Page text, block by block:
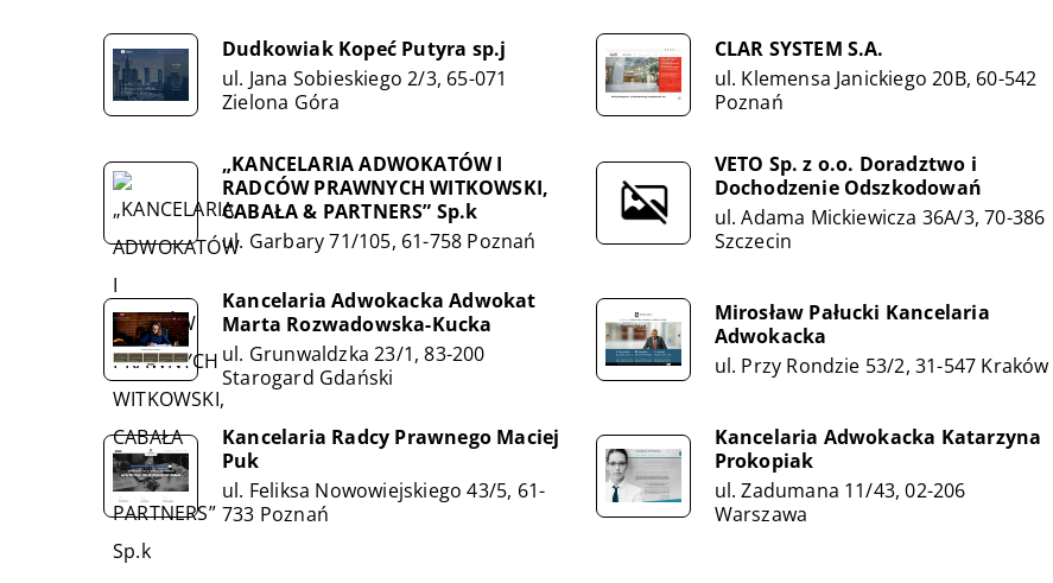
Dudkowiak Kopeć Putyra sp.j
ul. Jana Sobieskiego 2/3, 65-071
Zielona Góra
CLAR SYSTEM S.A.
ul. Klemensa Janickiego 20B, 60-542
Poznań
„KANCELARIA ADWOKATÓW I
RADCÓW PRAWNYCH WITKOWSKI,
CABAŁA & PARTNERS” Sp.k
ul. Garbary 71/105, 61-758 Poznań
VETO Sp. z o.o. Doradztwo i
Dochodzenie Odszkodowań
ul. Adama Mickiewicza 36A/3, 70-386
Szczecin
Kancelaria Adwokacka Adwokat
Marta Rozwadowska-Kucka
ul. Grunwaldzka 23/1, 83-200
Starogard Gdański
Mirosław Pałucki Kancelaria
Adwokacka
ul. Przy Rondzie 53/2, 31-547 Kraków
Kancelaria Radcy Prawnego Maciej
Puk
ul. Feliksa Nowowiejskiego 43/5, 61-
733 Poznań
Kancelaria Adwokacka Katarzyna
Prokopiak
ul. Zadumana 11/43, 02-206
Warszawa